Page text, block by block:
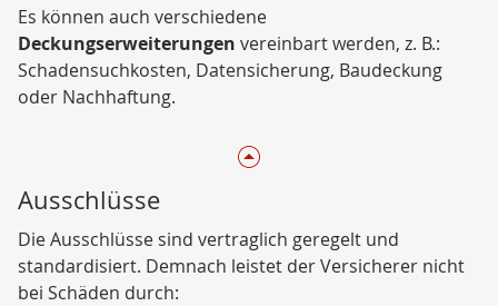
Es können auch verschiedene
Deckungserweiterungen vereinbart werden, z. B.:
Schadensuchkosten, Datensicherung, Baudeckung
oder Nachhaftung.
Ausschlüsse
Die Ausschlüsse sind vertraglich geregelt und
standardisiert. Demnach leistet der Versicherer nicht
bei Schäden durch: